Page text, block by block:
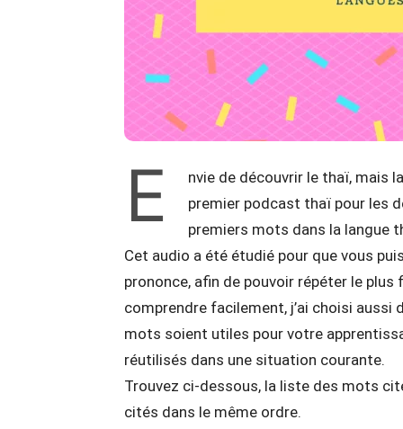
E
nvie de découvrir le thaï, mais
premier podcast thaï pour les
premiers mots dans la langue
Cet audio a été étudié pour que vous
prononce, afin de pouvoir répéter le
comprendre facilement, j’ai choisi
mots soient utiles pour votre
réutilisés dans une situation courante.
Trouvez ci-dessous, la liste des mots
cités dans le même ordre.